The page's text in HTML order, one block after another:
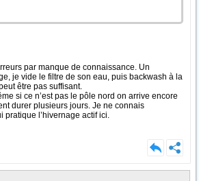
par manque de connaissance. Un
je vide le filtre de son eau, puis backwash à la
être pas suffisant.
si ce n’est pas le pôle nord on arrive encore
durer plusieurs jours. Je ne connais
pratique l’hivernage actif ici.